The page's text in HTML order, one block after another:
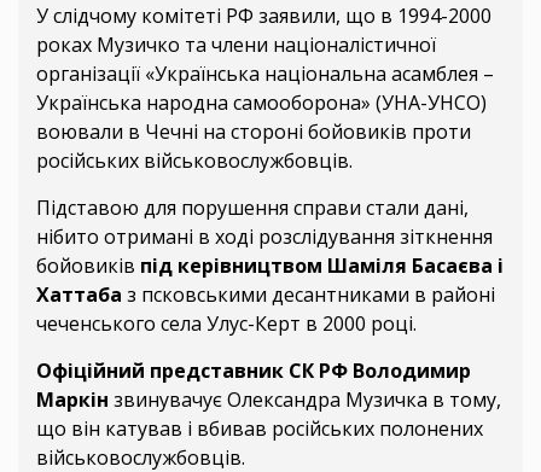
У слідчому комітеті РФ заявили, що в 1994-2000
роках Музичко та члени націоналістичної
організації «Українська національна асамблея –
Українська народна самооборона» (УНА-УНСО)
воювали в Чечні на стороні бойовиків проти
російських військовослужбовців.
Підставою для порушення справи стали дані,
нібито отримані в ході розслідування зіткнення
бойовиків під керівництвом Шаміля Басаєва і
Хаттаба з псковськими десантниками в районі
чеченського села Улус-Керт в 2000 році.
Офіційний представник СК РФ Володимир
Маркін звинувачує Олександра Музичка в тому,
що він катував і вбивав російських полонених
військовослужбовців.